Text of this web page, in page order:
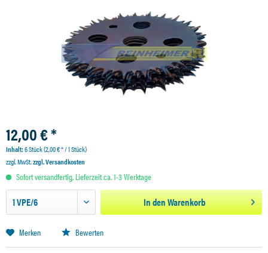
12,00 € *
Inhalt:6 Stück (2,00 € * / 1 Stück)
zzgl. MwSt.zzgl. Versandkosten
Sofort versandfertig, Lieferzeit ca. 1-3 Werktage
In denWarenkorb
Merken Bewerten